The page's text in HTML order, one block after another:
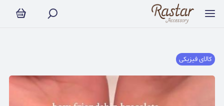
کالای فیزیکی